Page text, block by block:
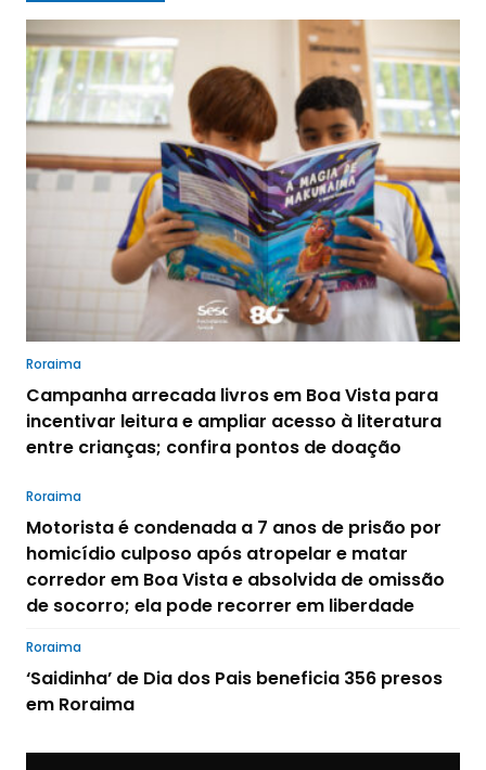
Roraima
Campanha arrecada livros em Boa Vista para
incentivar leitura e ampliar acesso à literatura
entre crianças; confira pontos de doação
Roraima
Motorista é condenada a 7 anos de prisão por
homicídio culposo após atropelar e matar
corredor em Boa Vista e absolvida de omissão
de socorro; ela pode recorrer em liberdade
Roraima
‘Saidinha’ de Dia dos Pais beneficia 356 presos
em Roraima